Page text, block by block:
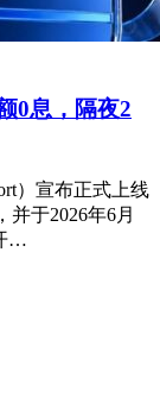
0息，隔夜2
）宣布正式上线
并于2026年6月
…